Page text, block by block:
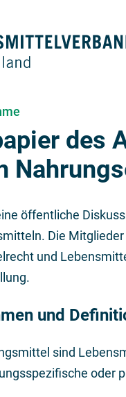
des
öffentliche
Die
und
und
sind
oder